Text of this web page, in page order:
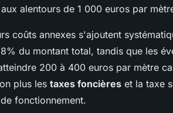
alentours de 1 000 euros par
coûts annexes s'ajoutent
du montant total, tandis que les
200 à 400 euros par mètre
plus les taxes foncières et la taxe
fonctionnement.